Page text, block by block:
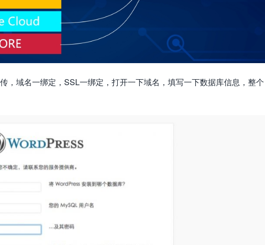
，域名一绑定，SSL一绑定，打开一下域名，填写一下数据库信息，整个